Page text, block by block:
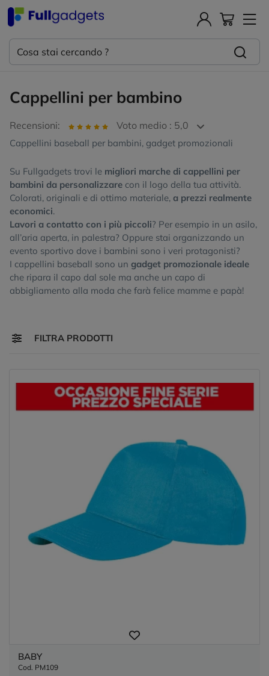
Cappellini per bambino
Recensioni: Voto medio : 5,0
Cappellini baseball per bambini, gadget promozionali
Su Fullgadgets trovi le migliori marche di cappellini per
bambini da personalizzare con il logo della tua attività.
Colorati, originali e di ottimo materiale, a prezzi realmente
economici.
Lavori a contatto con i più piccoli? Per esempio in un asilo,
all’aria aperta, in palestra? Oppure stai organizzando un
evento sportivo dove i bambini sono i veri protagonisti?
I cappellini baseball sono un gadget promozionale ideale
che ripara il capo dal sole ma anche un capo di
abbigliamento alla moda che farà felice mamme e papà!
Toggle navigation
FILTRA PRODOTTI
BABY
Cod. PM109